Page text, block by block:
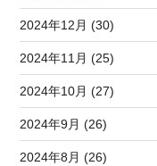
2024年12月 (30)
2024年11月 (25)
2024年10月 (27)
2024年9月 (26)
2024年8月 (26)